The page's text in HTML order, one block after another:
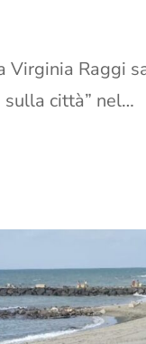
Virginia Raggi
sulla città” nel…